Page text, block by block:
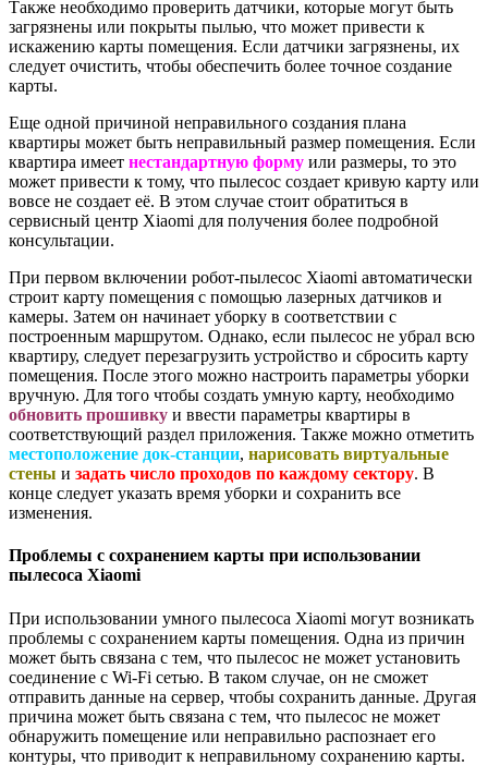
Также необходимо проверить датчики, которые могут быть
загрязнены или покрыты пылью, что может привести к
искажению карты помещения. Если датчики загрязнены, их
следует очистить, чтобы обеспечить более точное создание
карты.
Еще одной причиной неправильного создания плана
квартиры может быть неправильный размер помещения. Если
квартира имеет нестандартную форму или размеры, то это
может привести к тому, что пылесос создает кривую карту или
вовсе не создает её. В этом случае стоит обратиться в
сервисный центр Xiaomi для получения более подробной
консультации.
При первом включении робот-пылесос Xiaomi автоматически
строит карту помещения с помощью лазерных датчиков и
камеры. Затем он начинает уборку в соответствии с
построенным маршрутом. Однако, если пылесос не убрал всю
квартиру, следует перезагрузить устройство и сбросить карту
помещения. После этого можно настроить параметры уборки
вручную. Для того чтобы создать умную карту, необходимо
обновить прошивку и ввести параметры квартиры в
соответствующий раздел приложения. Также можно отметить
местоположение док-станции, нарисовать виртуальные
стены и задать число проходов по каждому сектору. В
конце следует указать время уборки и сохранить все
изменения.
Проблемы с сохранением карты при использовании
пылесоса Xiaomi
При использовании умного пылесоса Xiaomi могут возникать
проблемы с сохранением карты помещения. Одна из причин
может быть связана с тем, что пылесос не может установить
соединение с Wi-Fi сетью. В таком случае, он не сможет
отправить данные на сервер, чтобы сохранить данные. Другая
причина может быть связана с тем, что пылесос не может
обнаружить помещение или неправильно распознает его
контуры, что приводит к неправильному сохранению карты.